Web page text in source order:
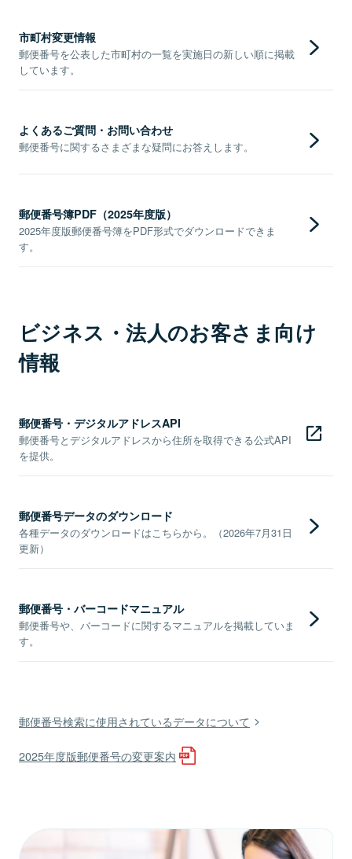
市町村変更情報
郵便番号を公表した市町村の一覧を実施日の新しい順に掲載
しています。
よくあるご質問・お問い合わせ
郵便番号に関するさまざまな疑問にお答えします。
郵便番号簿PDF（2025年度版）
2025年度版郵便番号簿をPDF形式でダウンロードできま
す。
ビジネス・法人のお客さま向け
情報
郵便番号・デジタルアドレスAPI
郵便番号とデジタルアドレスから住所を取得できる公式API
を提供。
郵便番号データのダウンロード
各種データのダウンロードはこちらから。（2026年7月31日
更新）
郵便番号・バーコードマニュアル
郵便番号や、バーコードに関するマニュアルを掲載していま
す。
郵便番号検索に使用されているデータについて
2025年度版郵便番号の変更案内